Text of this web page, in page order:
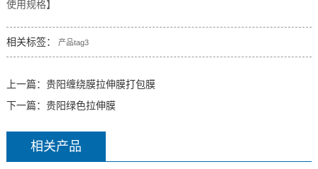
使用规格】
相关标签： 产品tag3
上一篇： 贵阳缠绕膜拉伸膜打包膜
下一篇： 贵阳绿色拉伸膜
相关产品